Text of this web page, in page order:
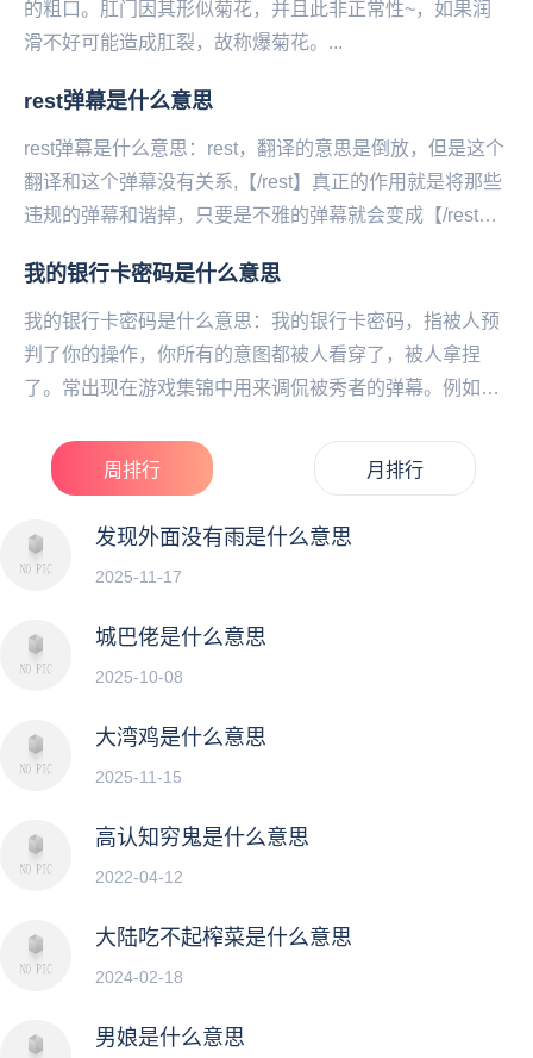
的粗口。肛门因其形似菊花，并且此非正常性~，如果润
滑不好可能造成肛裂，故称爆菊花。...
rest弹幕是什么意思
rest弹幕是什么意思：rest，翻译的意思是倒放，但是这个
翻译和这个弹幕没有关系,【/rest】真正的作用就是将那些
违规的弹幕和谐掉，只要是不雅的弹幕就会变成【/rest】
我的银行卡密码是什么意思
我的银行卡密码是什么意思：我的银行卡密码，指被人预
判了你的操作，你所有的意图都被人看穿了，被人拿捏
了。常出现在游戏集锦中用来调侃被秀者的弹幕。例如在
周排行 月排行
发现外面没有雨是什么意思
2025-11-17
城巴佬是什么意思
2025-10-08
大湾鸡是什么意思
2025-11-15
高认知穷鬼是什么意思
2022-04-12
大陆吃不起榨菜是什么意思
2024-02-18
男娘是什么意思